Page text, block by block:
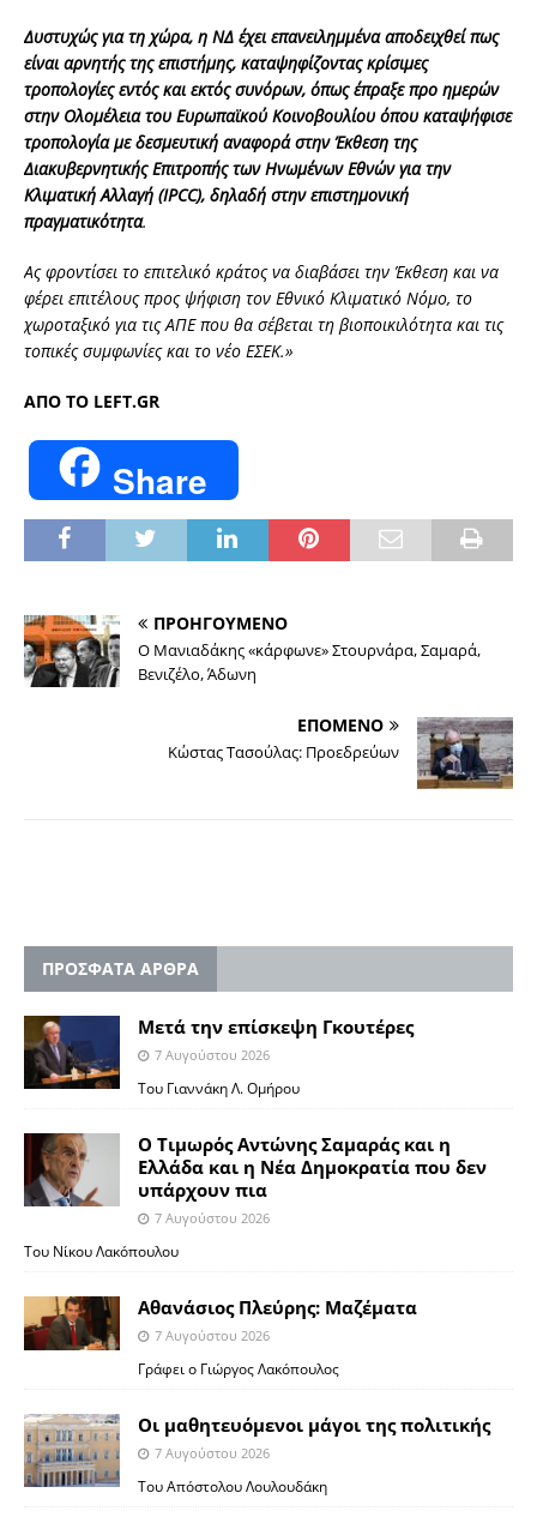
Δυστυχώς για τη χώρα, η ΝΔ έχει επανειλημμένα αποδειχθεί πως
είναι αρνητής της επιστήμης, καταψηφίζοντας κρίσιμες
τροπολογίες εντός και εκτός συνόρων, όπως έπραξε προ ημερών
στην Ολομέλεια του Ευρωπαϊκού Κοινοβουλίου όπου καταψήφισε
τροπολογία με δεσμευτική αναφορά στην Έκθεση της
Διακυβερνητικής Επιτροπής των Ηνωμένων Εθνών για την
Κλιματική Αλλαγή (IPCC), δηλαδή στην επιστημονική
πραγματικότητα.
Ας φροντίσει το επιτελικό κράτος να διαβάσει την Έκθεση και να
φέρει επιτέλους προς ψήφιση τον Εθνικό Κλιματικό Νόμο, το
χωροταξικό για τις ΑΠΕ που θα σέβεται τη βιοποικιλότητα και τις
τοπικές συμφωνίες και το νέο ΕΣΕΚ.»
ΑΠΟ ΤΟ LEFT.GR
Share
ΠΡΟΗΓΟΥΜΕΝΟ
Ο Μανιαδάκης «κάρφωνε» Στουρνάρα, Σαμαρά,
Βενιζέλο, Άδωνη
ΕΠΟΜΕΝΟ
Κώστας Τασούλας: Προεδρεύων
ΠΡΟΣΦΑΤΑ ΑΡΘΡΑ
Μετά την επίσκεψη Γκουτέρες
7 Αυγούστου 2026
Του Γιαννάκη Λ. Ομήρου
Ο Τιμωρός Αντώνης Σαμαράς και η
Ελλάδα και η Νέα Δημοκρατία που δεν
υπάρχουν πια
7 Αυγούστου 2026
Του Νίκου Λακόπουλου
Αθανάσιος Πλεύρης: Μαζέματα
7 Αυγούστου 2026
Γράφει ο Γιώργος Λακόπουλος
Οι μαθητευόμενοι μάγοι της πολιτικής
7 Αυγούστου 2026
Του Απόστολου Λουλουδάκη